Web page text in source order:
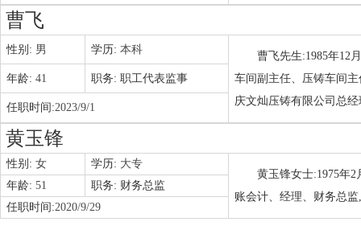
曹飞
性别: 男 学历: 本科
曹飞先生:1985年12
车间副主任、压铸车间
庆文灿压铸有限公司总经
年龄: 41 职务: 职工代表监事
任职时间:2023/9/1
黄玉锋
性别: 女 学历: 大专
黄玉锋女士:1975年
账会计、经理、财务总
年龄: 51 职务: 财务总监
任职时间:2020/9/29